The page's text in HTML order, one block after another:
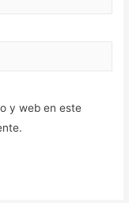
y web en este